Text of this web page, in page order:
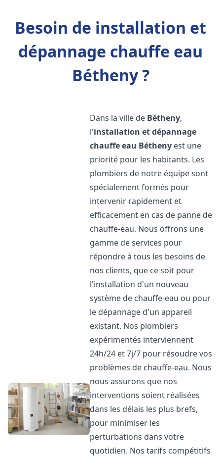
Besoin de installation et
dépannage chauffe eau
Bétheny ?
Dans la ville de Bétheny,
l'installation et dépannage
chauffe eau Bétheny est une
priorité pour les habitants. Les
plombiers de notre équipe sont
spécialement formés pour
intervenir rapidement et
efficacement en cas de panne de
chauffe-eau. Nous offrons une
gamme de services pour
répondre à tous les besoins de
nos clients, que ce soit pour
l'installation d'un nouveau
système de chauffe-eau ou pour
le dépannage d'un appareil
existant. Nos plombiers
expérimentés interviennent
24h/24 et 7j/7 pour résoudre vos
problèmes de chauffe-eau. Nous
nous assurons que nos
interventions soient réalisées
dans les délais les plus brefs,
pour minimiser les
perturbations dans votre
quotidien. Nos tarifs compétitifs